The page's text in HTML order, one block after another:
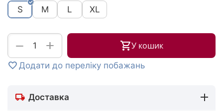
S
M L XL
+
− У кошик
Додати до переліку побажань
Доставка